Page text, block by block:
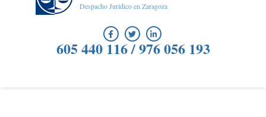
Despacho Jurídico en Zaragoza
605 440 116 / 976 056 193